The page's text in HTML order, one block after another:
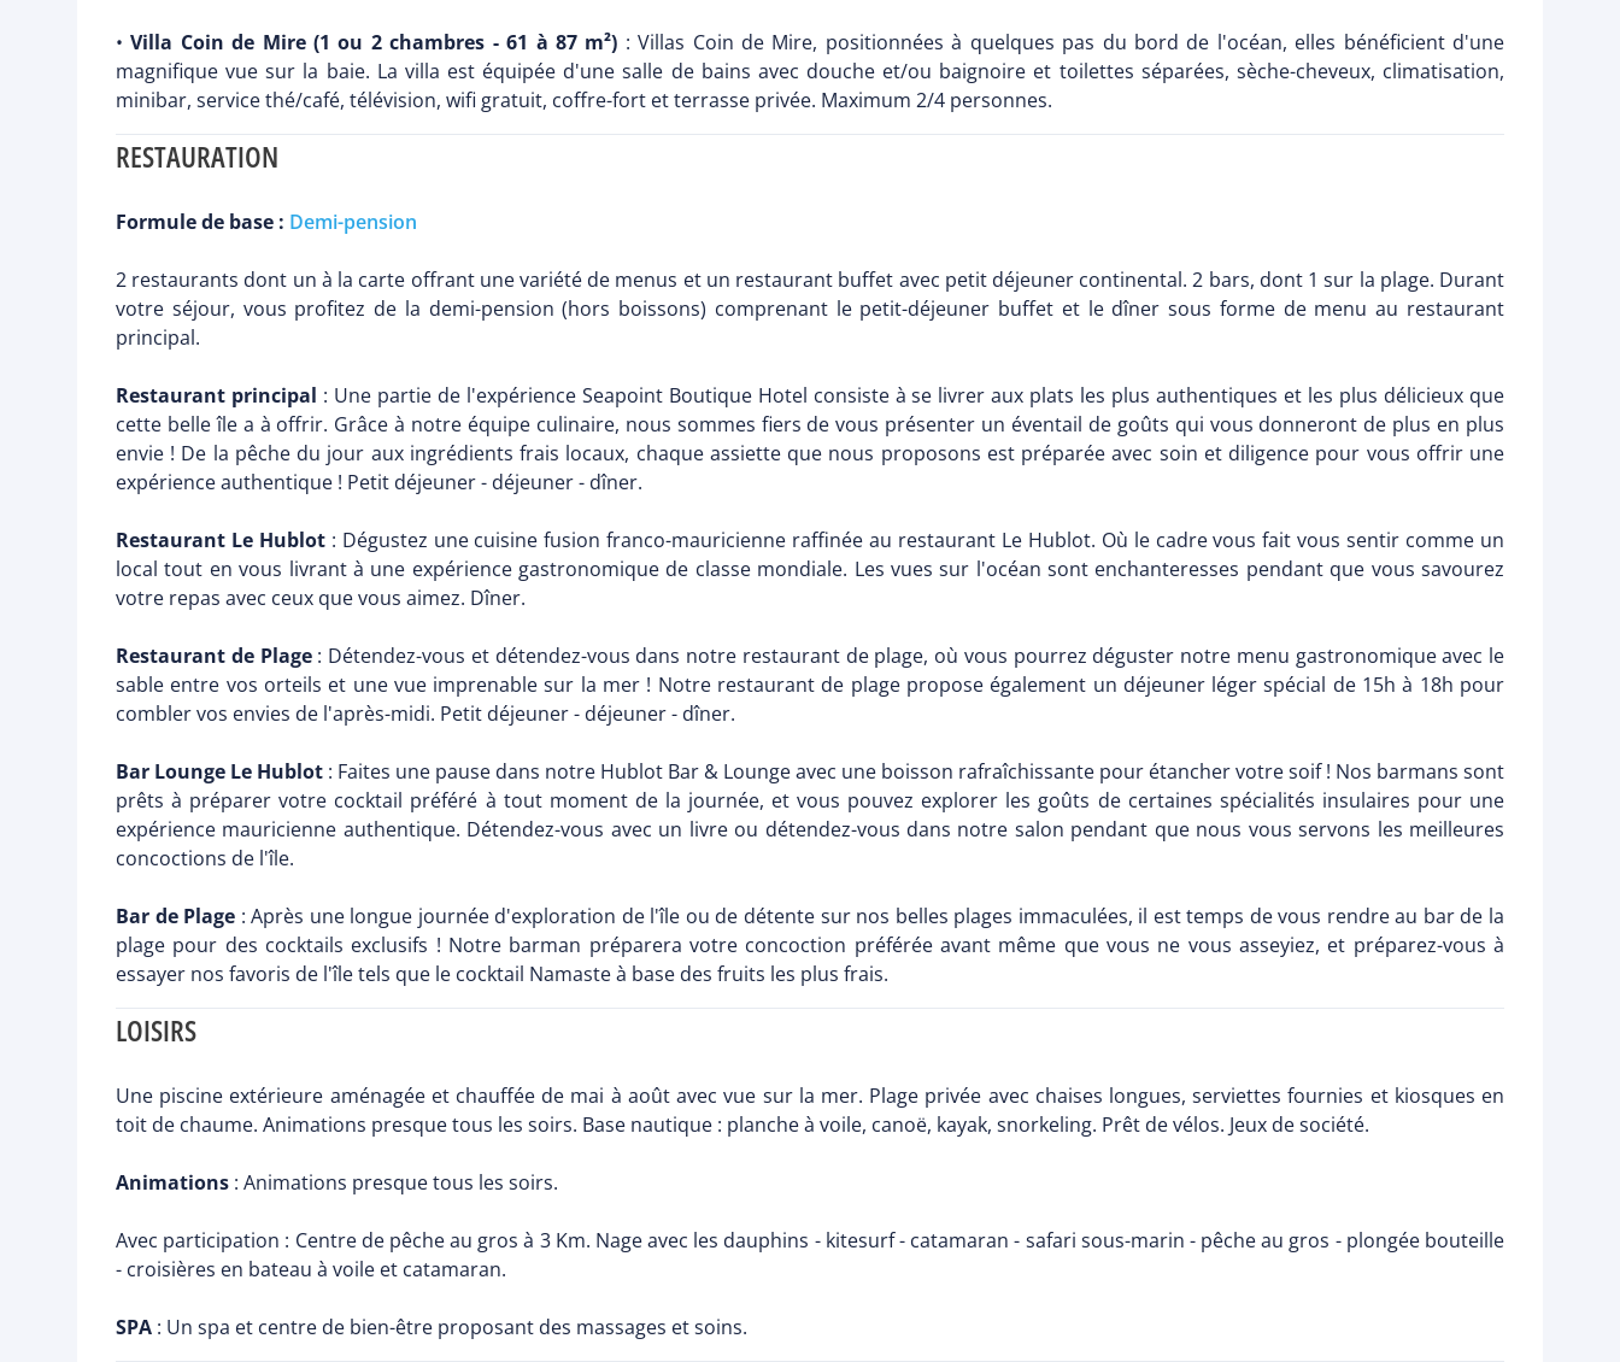
•Villa Coin de Mire (1 ou 2 chambres - 61 à 87 m²) : Villas Coin de Mire, positionnées à quelques pas du bord de l'océan, elles bénéficient d'une
magnifique vue sur la baie. La villa est équipée d'une salle de bains avec douche et/ou baignoire et toilettes séparées, sèche-cheveux, climatisation,
minibar, service thé/café, télévision, wifi gratuit, coffre-fort et terrasse privée. Maximum 2/4 personnes.
RESTAURATION
Formule de base : Demi-pension
2 restaurants dont un à la carte offrant une variété de menus et un restaurant buffet avec petit déjeuner continental. 2 bars, dont 1 sur la plage. Durant
votre séjour, vous profitez de la demi-pension (hors boissons) comprenant le petit-déjeuner buffet et le dîner sous forme de menu au restaurant
principal.
Restaurant principal : Une partie de l'expérience Seapoint Boutique Hotel consiste à se livrer aux plats les plus authentiques et les plus délicieux que
cette belle île a à offrir. Grâce à notre équipe culinaire, nous sommes fiers de vous présenter un éventail de goûts qui vous donneront de plus en plus
envie ! De la pêche du jour aux ingrédients frais locaux, chaque assiette que nous proposons est préparée avec soin et diligence pour vous offrir une
expérience authentique ! Petit déjeuner - déjeuner - dîner.
Restaurant Le Hublot: Dégustez une cuisine fusion franco-mauricienne raffinée au restaurant Le Hublot. Où le cadre vous fait vous sentir comme un
local tout en vous livrant à une expérience gastronomique de classe mondiale. Les vues sur l'océan sont enchanteresses pendant que vous savourez
votre repas avec ceux que vous aimez. Dîner.
Restaurant de Plage: Détendez-vous et détendez-vous dans notre restaurant de plage, où vous pourrez déguster notre menu gastronomique avec le
sable entre vos orteils et une vue imprenable sur la mer ! Notre restaurant de plage propose également un déjeuner léger spécial de 15h à 18h pour
combler vos envies de l'après-midi. Petit déjeuner - déjeuner - dîner.
Bar Lounge Le Hublot : Faites une pause dans notre Hublot Bar & Lounge avec une boisson rafraîchissante pour étancher votre soif ! Nos barmans sont
prêts à préparer votre cocktail préféré à tout moment de la journée, et vous pouvez explorer les goûts de certaines spécialités insulaires pour une
expérience mauricienne authentique. Détendez-vous avec un livre ou détendez-vous dans notre salon pendant que nous vous servons les meilleures
concoctions de l'île.
Bar de Plage : Après une longue journée d'exploration de l'île ou de détente sur nos belles plages immaculées, il est temps de vous rendre au bar de la
plage pour des cocktails exclusifs ! Notre barman préparera votre concoction préférée avant même que vous ne vous asseyiez, et préparez-vous à
essayer nos favoris de l'île tels que le cocktail Namaste à base des fruits les plus frais.
LOISIRS
Une piscine extérieure aménagée et chauffée de mai à août avec vue sur la mer. Plage privée avec chaises longues, serviettes fournies et kiosques en
toit de chaume. Animations presque tous les soirs. Base nautique : planche à voile, canoë, kayak, snorkeling. Prêt de vélos. Jeux de société.
Animations : Animations presque tous les soirs.
Avec participation : Centre de pêche au gros à 3 Km. Nage avec les dauphins - kitesurf - catamaran - safari sous-marin - pêche au gros - plongée bouteille
- croisières en bateau à voile et catamaran.
SPA : Un spa et centre de bien-être proposant des massages et soins.